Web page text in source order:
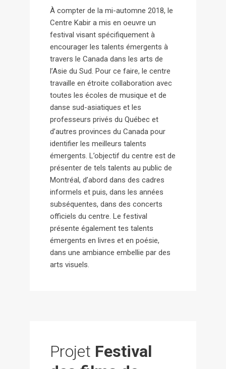
À compter de la mi-automne 2018, le
Centre Kabir a mis en oeuvre un
festival visant spécifiquement à
encourager les talents émergents à
travers le Canada dans les arts de
l’Asie du Sud. Pour ce faire, le centre
travaille en étroite collaboration avec
toutes les écoles de musique et de
danse sud-asiatiques et les
professeurs privés du Québec et
d’autres provinces du Canada pour
identifier les meilleurs talents
émergents. L’objectif du centre est de
présenter de tels talents au public de
Montréal, d’abord dans des cadres
informels et puis, dans les années
subséquentes, dans des concerts
officiels du centre. Le festival
présente également tes talents
émergents en livres et en poésie,
dans une ambiance embellie par des
arts visuels.
Projet Festival